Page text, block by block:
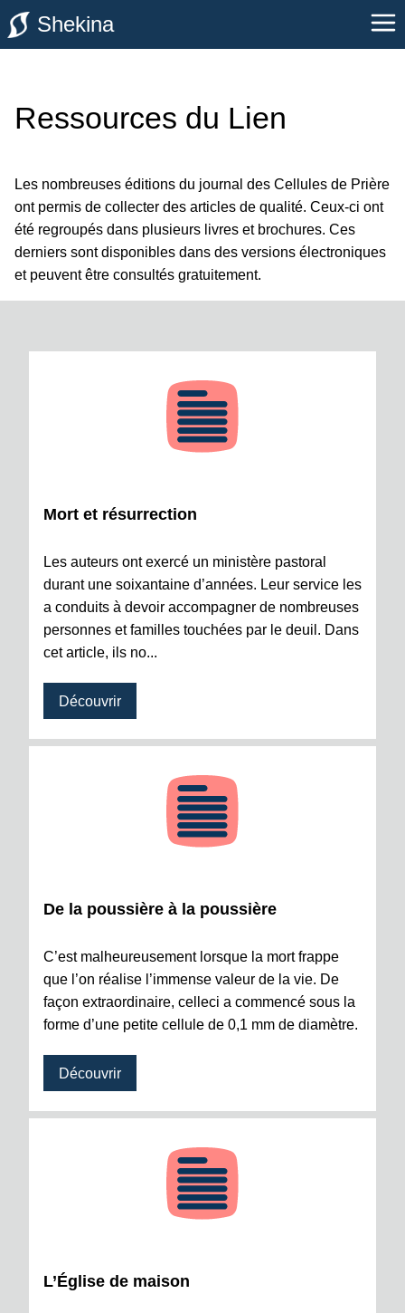
Shekina
Ressources du Lien
Les nombreuses éditions du journal des Cellules de Prière
ont permis de collecter des articles de qualité. Ceux-ci ont
été regroupés dans plusieurs livres et brochures. Ces
derniers sont disponibles dans des versions électroniques
et peuvent être consultés gratuitement.
Mort et résurrection
Les auteurs ont exercé un ministère pastoral
durant une soixantaine d’années. Leur service les
a conduits à devoir accompagner de nombreuses
personnes et familles touchées par le deuil. Dans
cet article, ils no...
Découvrir
De la poussière à la poussière
C’est malheureusement lorsque la mort frappe
que l’on réalise l’immense valeur de la vie. De
façon extraordinaire, celleci a commencé sous la
forme d’une petite cellule de 0,1 mm de diamètre.
Découvrir
L’Église de maison